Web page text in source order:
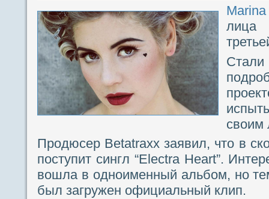
лица
своим
Продюсер Betatraxx заявил, что в
поступит сингл “Electra Heart”.
вошла в одноименный альбом, но
был загружен официальный клип.